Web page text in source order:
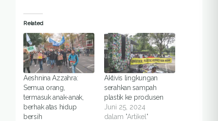
Related
Aeshnina Azzahra:
Semua orang,
termasuk anak-anak,
berhak atas hidup
bersih
Aktivis lingkungan
serahkan sampah
plastik ke produsen
Juni 25, 2024
dalam "Artikel"